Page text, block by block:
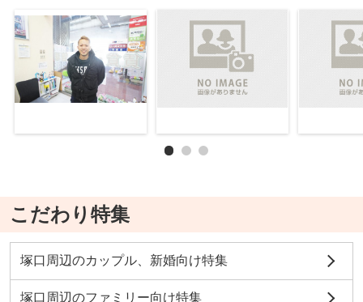
こだわり特集
塚口周辺のカップル、新婚向け特集
塚口周辺のファミリー向け特集